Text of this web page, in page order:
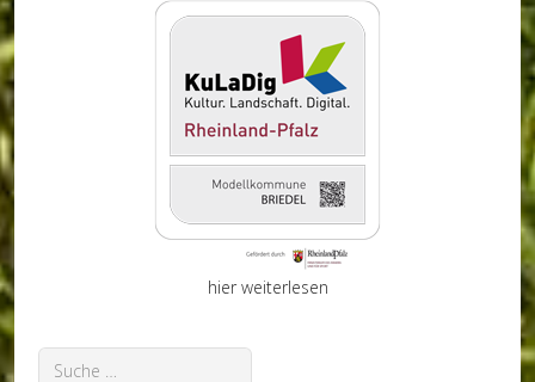
hier weiterlesen
Suchen